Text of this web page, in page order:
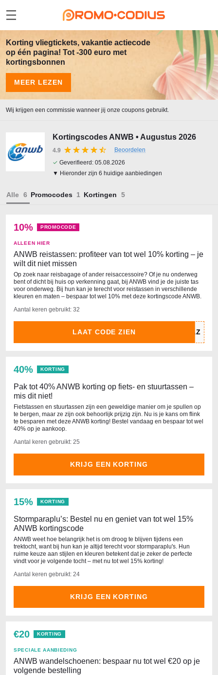
Korting vliegtickets, vakantie actiecode
op één pagina! Tot -300 euro met
kortingsbonnen
MEER LEZEN
Wij krijgen een commissie wanneer jij onze coupons gebruikt.
Kortingscodes ANWB • Augustus 2026
4.9
Beoordelen
✓ Geverifieerd: 05.08.2026
▼ Hieronder zijn 6 huidige aanbiedingen
Alle Promocodes Kortingen
10% PROMOCODE
ALLEEN HIER
ANWB reistassen: profiteer van tot wel 10% korting – je
wilt dit niet missen
Op zoek naar reisbagage of ander reisaccessoire? Of je nu onderweg
bent of dicht bij huis op verkenning gaat, bij ANWB vind je de juiste tas
voor onderweg. Bij hun kan je terecht voor reistassen in verschillende
kleuren en maten – bespaar tot wel 10% met deze kortingscode ANWB.
Aantal keren gebruikt: 32
LAAT CODE ZIEN
40% KORTING
Pak tot 40% ANWB korting op fiets- en stuurtassen –
mis dit niet!
Fietstassen en stuurtassen zijn een geweldige manier om je spullen op
te bergen, maar ze zijn ook behoorlijk prijzig zijn. Nu is je kans om flink
te besparen met deze ANWB korting! Bestel vandaag en bespaar tot wel
40% op je aankoop.
Aantal keren gebruikt: 25
KRIJG EEN KORTING
15% KORTING
Stormparaplu’s: Bestel nu en geniet van tot wel 15%
ANWB kortingscode
ANWB weet hoe belangrijk het is om droog te blijven tijdens een
trektocht, want bij hun kan je altijd terecht voor stormparaplu's. Hun
ruime keuze aan stijlen en kleuren betekent dat je zeker de perfecte
vindt voor je volgende tocht – met nu tot wel 15% korting!
Aantal keren gebruikt: 24
KRIJG EEN KORTING
€20 KORTING
SPECIALE AANBIEDING
ANWB wandelschoenen: bespaar nu tot wel €20 op je
volgende bestelling